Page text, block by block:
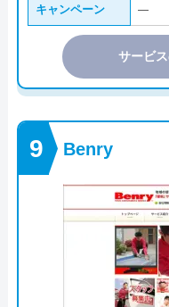
キャンペーン ―
サービ
Benry